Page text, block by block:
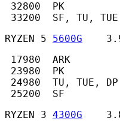
32800  PK
33200  SF, TU,
RYZEN 5 5600G
17980  ARK
23980  PK
24980  TU, TUE, DP
25200  SF
RYZEN 3 4300G